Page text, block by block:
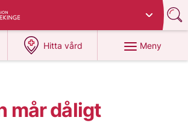
1177region
Hitta vård
på 1177.se
Meny
mår dåligt